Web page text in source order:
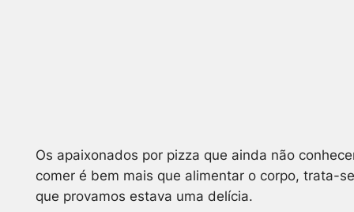
Os apaixonados por pizza que ainda não
comer é bem mais que alimentar o corpo, trata-
que provamos estava uma delícia.